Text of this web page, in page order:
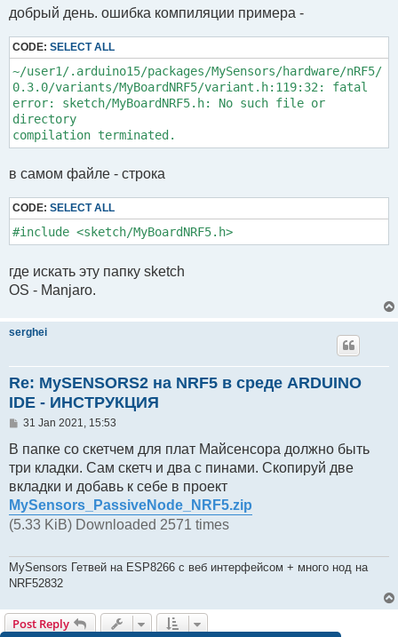
s
добрый день. ошибка компиляции примера -
CODE: SELECT ALL
~/user1/.arduino15/packages/MySensors/hardware/nRF5/
0.3.0/variants/MyBoardNRF5/variant.h:119:32: fatal
error: sketch/MyBoardNRF5.h: No such file or
directory
compilation terminated.
в самом файле - строка
CODE: SELECT ALL
#include <sketch/MyBoardNRF5.h>
где искать эту папку sketch
OS - Manjaro.
serghei
Re: MySENSORS2 на NRF5 в среде ARDUINO
IDE - ИНСТРУКЦИЯ
P
s
31 Jan 2021, 15:53
В папке со скетчем для плат Майсенсора должно быть
три кладки. Сам скетч и два с пинами. Скопируй две
вкладки и добавь к себе в проект
MySensors_PassiveNode_NRF5.zip
(5.33 KiB) Downloaded 2571 times
MySensors Гетвей на ESP8266 с веб интерфейсом + много нод на
NRF52832
Post Reply